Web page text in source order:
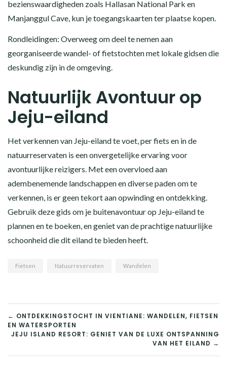
bezienswaardigheden zoals Hallasan National Park en
Manjanggul Cave, kun je toegangskaarten ter plaatse kopen.
Rondleidingen: Overweeg om deel te nemen aan
georganiseerde wandel- of fietstochten met lokale gidsen die
deskundig zijn in de omgeving.
Natuurlijk Avontuur op
Jeju-eiland
Het verkennen van Jeju-eiland te voet, per fiets en in de
natuurreservaten is een onvergetelijke ervaring voor
avontuurlijke reizigers. Met een overvloed aan
adembenemende landschappen en diverse paden om te
verkennen, is er geen tekort aan opwinding en ontdekking.
Gebruik deze gids om je buitenavontuur op Jeju-eiland te
plannen en te boeken, en geniet van de prachtige natuurlijke
schoonheid die dit eiland te bieden heeft.
Fietsen Natuurreservaten Wandelen
BERICHT
NAVIGATIE
← ONTDEKKINGSTOCHT IN VIENTIANE: WANDELEN, FIETSEN
EN WATERSPORTEN
JEJU ISLAND RESORT: GENIET VAN DE LUXE ONTSPANNING
VAN HET EILAND →